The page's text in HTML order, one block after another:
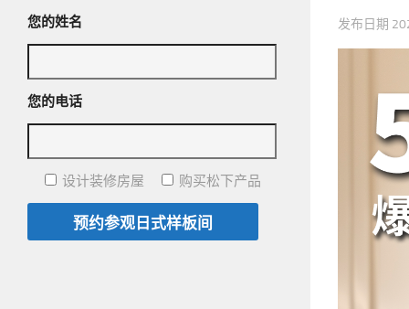
发布日期
您的姓名
您的电话
设计装修房屋 购买松下产品